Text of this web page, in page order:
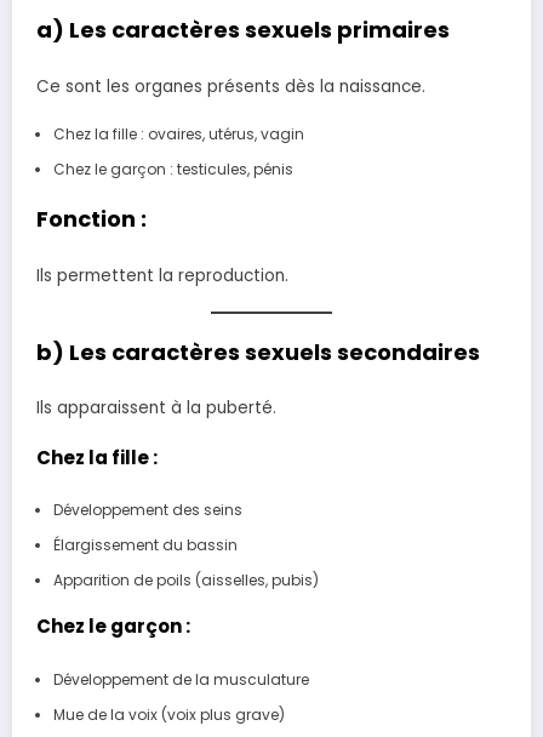
a) Les caractères sexuels primaires
Ce sont les organes présents dès la naissance.
Chez la fille : ovaires, utérus, vagin
Chez le garçon : testicules, pénis
Fonction :
Ils permettent la reproduction.
b) Les caractères sexuels secondaires
Ils apparaissent à la puberté.
Chez la fille :
Développement des seins
Élargissement du bassin
Apparition de poils (aisselles, pubis)
Chez le garçon :
Développement de la musculature
Mue de la voix (voix plus grave)